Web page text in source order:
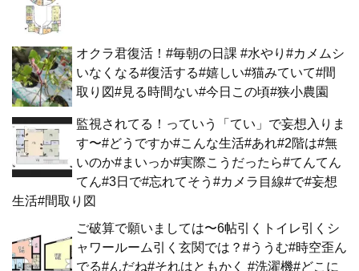
オクラ君復活！#毎朝の日課 #水やり#カメムシ
いなくなる#復活する#嬉しい#猫みていて#間
取り図#見る時間ない#今日この頃#狭小農園
監視されてる！っていう「てい」で妄想入りま
す〜#どうですか#こんな生活#あれ#2階は#無
いのか#まいっか#実際こうだったら#てんてん
てん#3日で#忘れてそう#カメラ目線#で#妄想
生活#間取り図
ご破算で願いましては〜6帖引くトイレ引くシ
ャワールーム引く玄関では？#ううむ#時空歪ん
でる#んだね#それはともかく #洗濯機#どこに